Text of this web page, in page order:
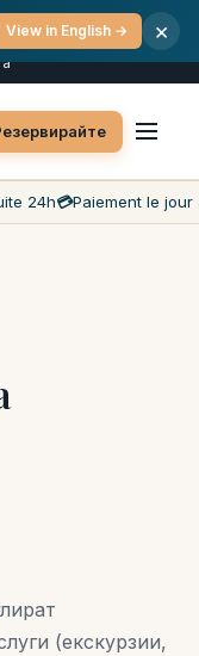
24h💳Paiement le jour
(екскурзии,
View in English → ×